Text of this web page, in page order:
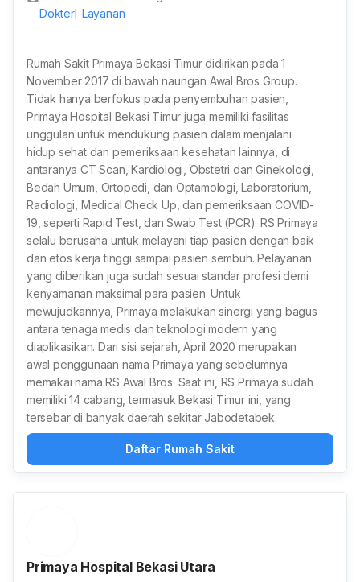
Dokter Layanan
Rumah Sakit Primaya Bekasi Timur didirikan pada 1
November 2017 di bawah naungan Awal Bros Group.
Tidak hanya berfokus pada penyembuhan pasien,
Primaya Hospital Bekasi Timur juga memiliki fasilitas
unggulan untuk mendukung pasien dalam menjalani
hidup sehat dan pemeriksaan kesehatan lainnya, di
antaranya CT Scan, Kardiologi, Obstetri dan Ginekologi,
Bedah Umum, Ortopedi, dan Optamologi, Laboratorium,
Radiologi, Medical Check Up, dan pemeriksaan COVID-
19, seperti Rapid Test, dan Swab Test (PCR). RS Primaya
selalu berusaha untuk melayani tiap pasien dengan baik
dan etos kerja tinggi sampai pasien sembuh. Pelayanan
yang diberikan juga sudah sesuai standar profesi demi
kenyamanan maksimal para pasien. Untuk
mewujudkannya, Primaya melakukan sinergi yang bagus
antara tenaga medis dan teknologi modern yang
diaplikasikan. Dari sisi sejarah, April 2020 merupakan
awal penggunaan nama Primaya yang sebelumnya
memakai nama RS Awal Bros. Saat ini, RS Primaya sudah
memiliki 14 cabang, termasuk Bekasi Timur ini, yang
tersebar di banyak daerah sekitar Jabodetabek.
Daftar Rumah Sakit
Primaya Hospital Bekasi Utara